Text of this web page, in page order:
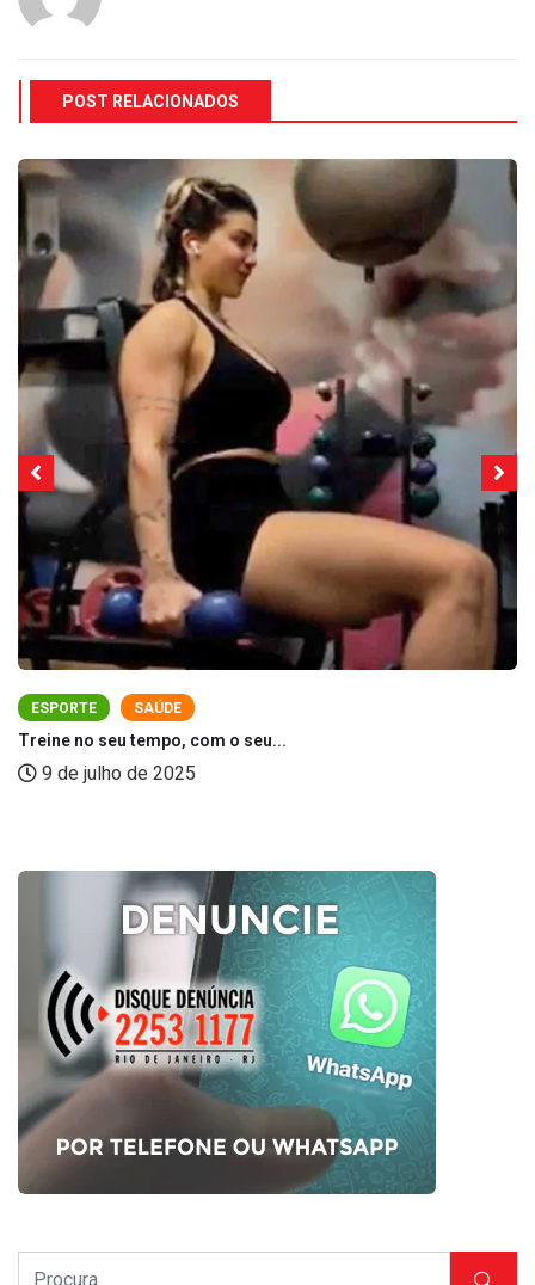
POST RELACIONADOS
ESPORTE SAÚDE
Treine no seu tempo, com o seu...
9 de julho de 2025